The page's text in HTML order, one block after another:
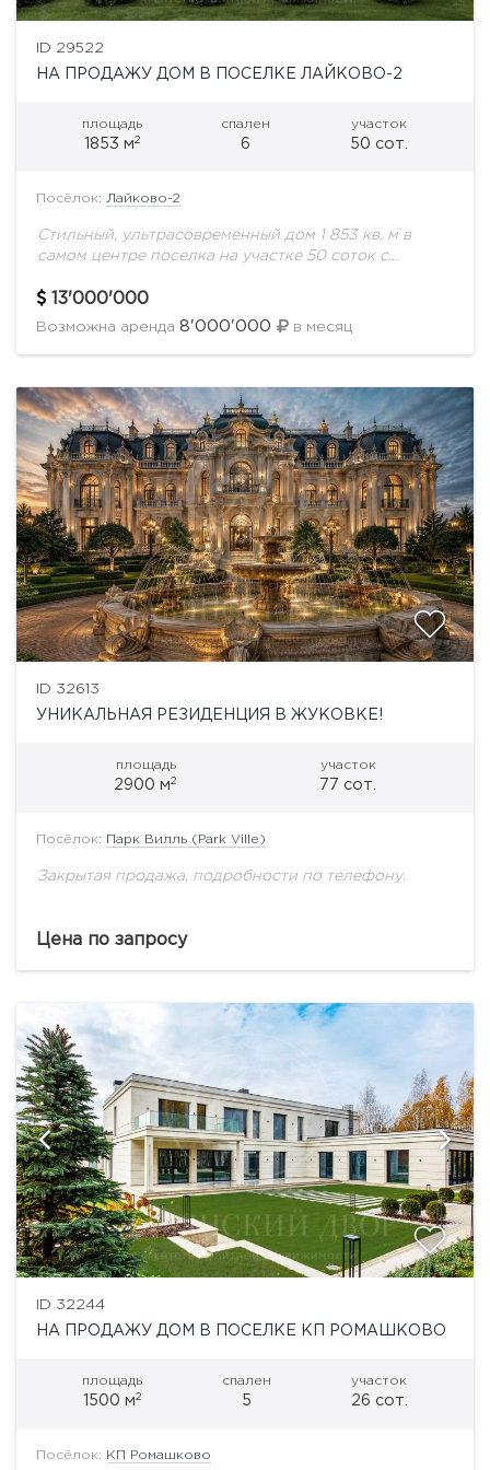
ID 29522
НА ПРОДАЖУ ДОМ В ПОСЕЛКЕ ЛАЙКОВО-2
площадь
1853 м2
спален
6
участок
50 сот.
Посёлок: Лайково-2
Стильный, ультрасовременный дом 1 853 кв. м в
самом центре поселка на участке 50 соток с
Все соседи построены. Поселок с удобной
13'000'000
Возможна аренда 8'000'000 в месяц
ID 32613
УНИКАЛЬНАЯ РЕЗИДЕНЦИЯ В ЖУКОВКЕ!
площадь
2900 м2
участок
77 сот.
Посёлок: Парк Вилль (Park Ville)
Закрытая продажа, подробности по телефону.
Цена по запросу
ID 32244
НА ПРОДАЖУ ДОМ В ПОСЕЛКЕ КП РОМАШКОВО
площадь
1500 м2
спален
5
участок
26 сот.
Посёлок: КП Ромашково